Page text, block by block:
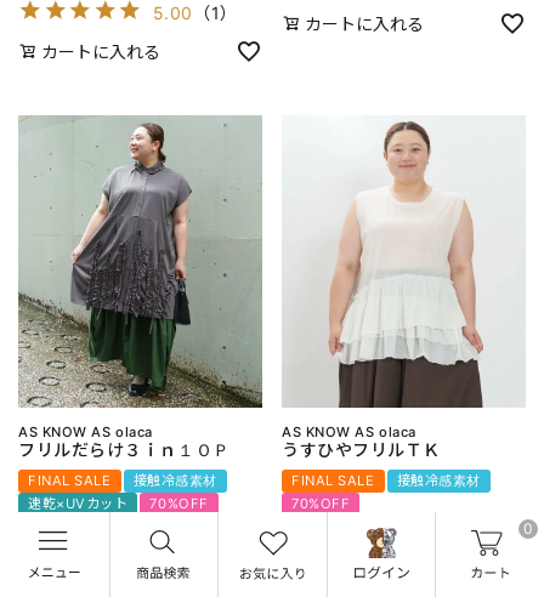
0
5.00 （1）
カートに入れる
カートに入れる
AS KNOW AS olaca
フリルだらけ３ｉｎ１ＯＰ
FINAL SALE
接触冷感素材
速乾×UVカット
70%OFF
22,880
6,864
4.00
AS KNOW AS olaca
うすひやフリルＴＫ
FINAL SALE
接触冷感素材
70%OFF
¥
¥ 税込